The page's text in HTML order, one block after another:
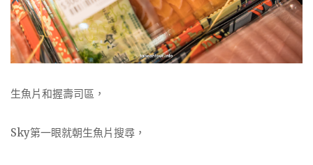
生魚片和握壽司區，
Sky第一眼就朝生魚片搜尋，